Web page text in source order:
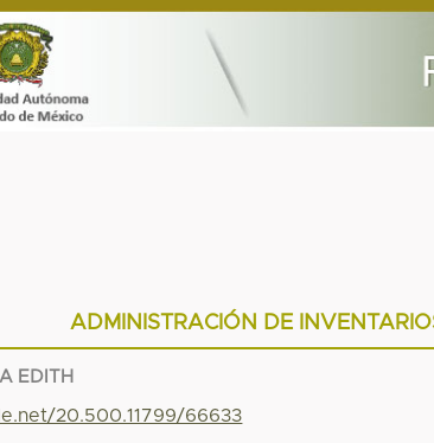
ADMINISTRACIÓN DE
EDITH
20.500.11799/66633